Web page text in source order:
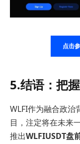
点击
5.结语：把
WLFI作为融合政治
目，注定将在未来
推出WLFIUSDT盘